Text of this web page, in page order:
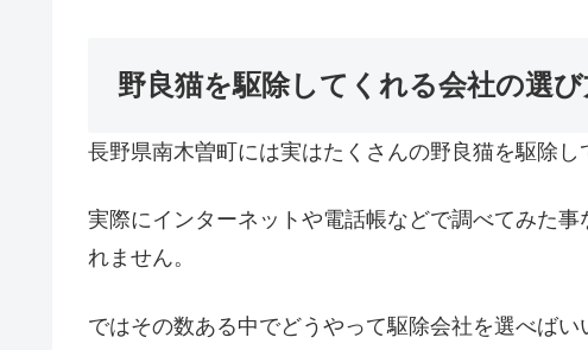
野良猫を駆除してくれる会社の選
長野県南木曽町には実はたくさんの野良猫を駆除し
実際にインターネットや電話帳などで調べてみた
れません。
ではその数ある中でどうやって駆除会社を選べば